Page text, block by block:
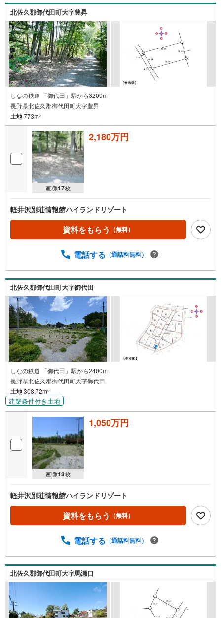
北佐久郡御代田町大字豊昇
しなの鉄道 「御代田」駅から3200m
長野県北佐久郡御代田町大字豊昇
土地773m2
画像17枚
2,180万円
軽井沢別荘情報館ハイランドリゾート
資料をもらう （無料）
電話する （通話料無料）
北佐久郡御代田町大字御代田
しなの鉄道 「御代田」駅から2400m
長野県北佐久郡御代田町大字御代田
土地308.72m2
建築条件付き土地
画像13枚
1,050万円
軽井沢別荘情報館ハイランドリゾート
資料をもらう （無料）
電話する （通話料無料）
北佐久郡御代田町大字馬瀬口